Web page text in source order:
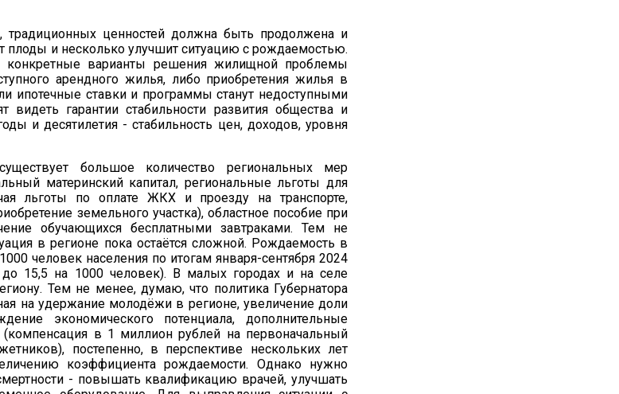
традиционных ценностей должна быть продолжена и
плоды и несколько улучшит ситуацию с рождаемостью.
варианты решения жилищной проблемы
арендного жилья, либо приобретения жилья в
ипотечные ставки и программы станут недоступными
видеть гарантии стабильности развития общества и
и десятилетия - стабильность цен, доходов, уровня
большое количество региональных мер
материнский капитал, региональные льготы для
льготы по оплате ЖКХ и проезду на транспорте,
земельного участка), областное пособие при
обучающихся бесплатными завтраками. Тем не
в регионе пока остаётся сложной. Рождаемость в
человек населения по итогам января-сентября 2024
до 15,5 на 1000 человек). В малых городах и на селе
Тем не менее, думаю, что политика Губернатора
на удержание молодёжи в регионе, увеличение доли
экономического потенциала, дополнительные
в 1 миллион рублей на первоначальный
постепенно, в перспективе нескольких лет
коэффициента рождаемости. Однако нужно
- повышать квалификацию врачей, улучшать